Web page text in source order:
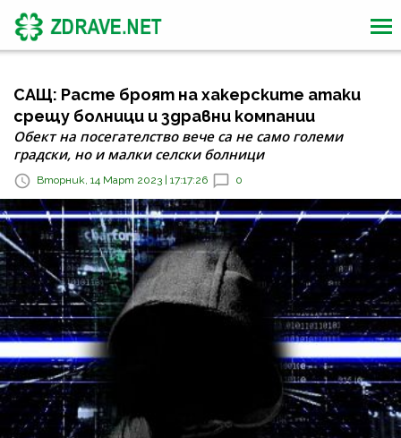
САЩ: Расте броят на хакерските атаки
срещу болници и здравни компании
Обект на посегателство вече са не само големи
градски, но и малки селски болници
Вторник, 14 Март 2023 | 17:17:26 0